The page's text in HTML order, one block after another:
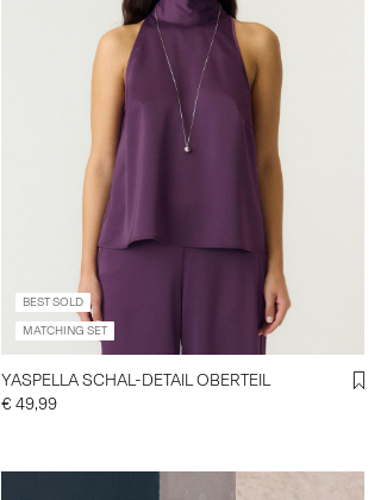
BEST SOLD
MATCHING SET
YASPELLA SCHAL-DETAIL OBERTEIL
€ 49,99
https://www.y-a-s.com/de-de/off-shoulder-